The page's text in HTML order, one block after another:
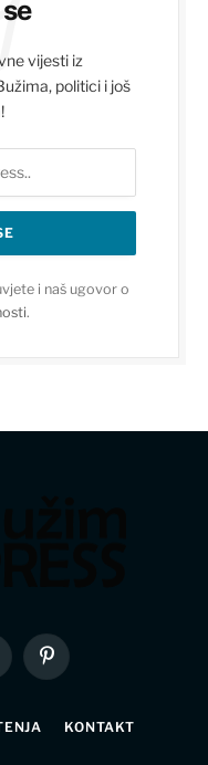
vijesti iz
politici i još
i naš ugovor o
.
Pinterest
KONTAKT